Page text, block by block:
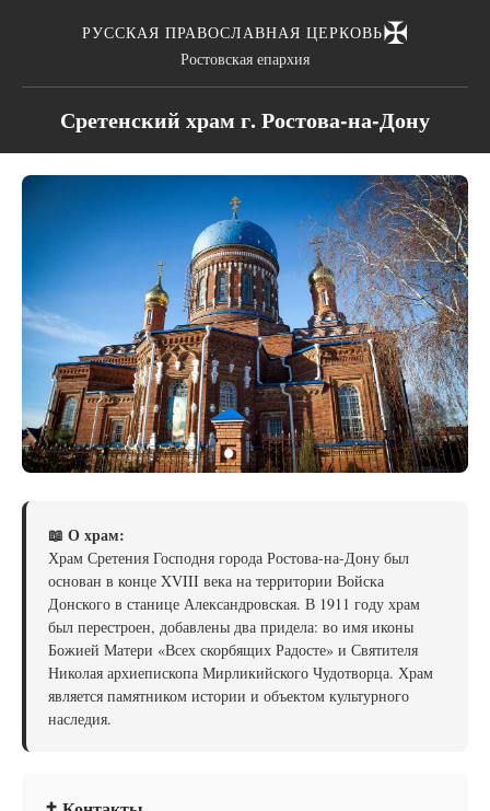
РУССКАЯ ПРАВОСЛАВНАЯ ЦЕРКОВЬ✠
Ростовская епархия
Сретенский храм г. Ростова-на-Дону
📖 О храм:
Храм Сретения Господня города Ростова-на-Дону был
основан в конце XVIII века на территории Войска
Донского в станице Александровская. В 1911 году храм
был перестроен, добавлены два придела: во имя иконы
Божией Матери «Всех скорбящих Радосте» и Святителя
Николая архиепископа Мирликийского Чудотворца. Храм
является памятником истории и объектом культурного
наследия.